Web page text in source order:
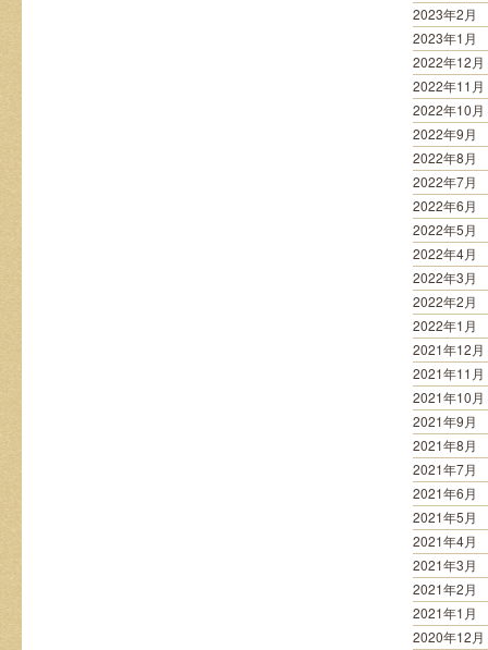
2023年2月
2023年1月
2022年12月
2022年11月
2022年10月
2022年9月
2022年8月
2022年7月
2022年6月
2022年5月
2022年4月
2022年3月
2022年2月
2022年1月
2021年12月
2021年11月
2021年10月
2021年9月
2021年8月
2021年7月
2021年6月
2021年5月
2021年4月
2021年3月
2021年2月
2021年1月
2020年12月